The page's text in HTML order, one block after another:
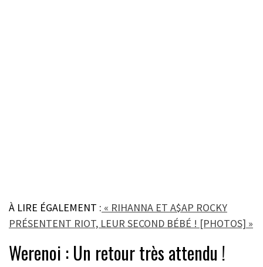
À LIRE ÉGALEMENT : « RIHANNA ET A$AP ROCKY
PRÉSENTENT RIOT, LEUR SECOND BÉBÉ ! [PHOTOS] »
Werenoi : Un retour très attendu !